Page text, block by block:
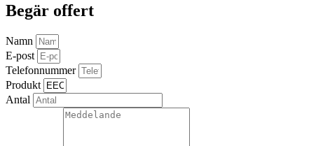
Begär offert
Namn
E-post
Telefonnummer
Produkt
Antal